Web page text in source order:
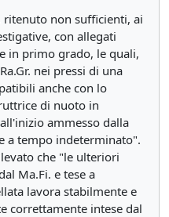
non sufficienti, ai
con allegati
in primo grado, le quali,
nei pressi di una
anche con lo
di nuoto in
ammesso dalla
a tempo indeterminato".
che "le ulteriori
Ma.Fi. e tese a
lavora stabilmente e
correttamente intese dal